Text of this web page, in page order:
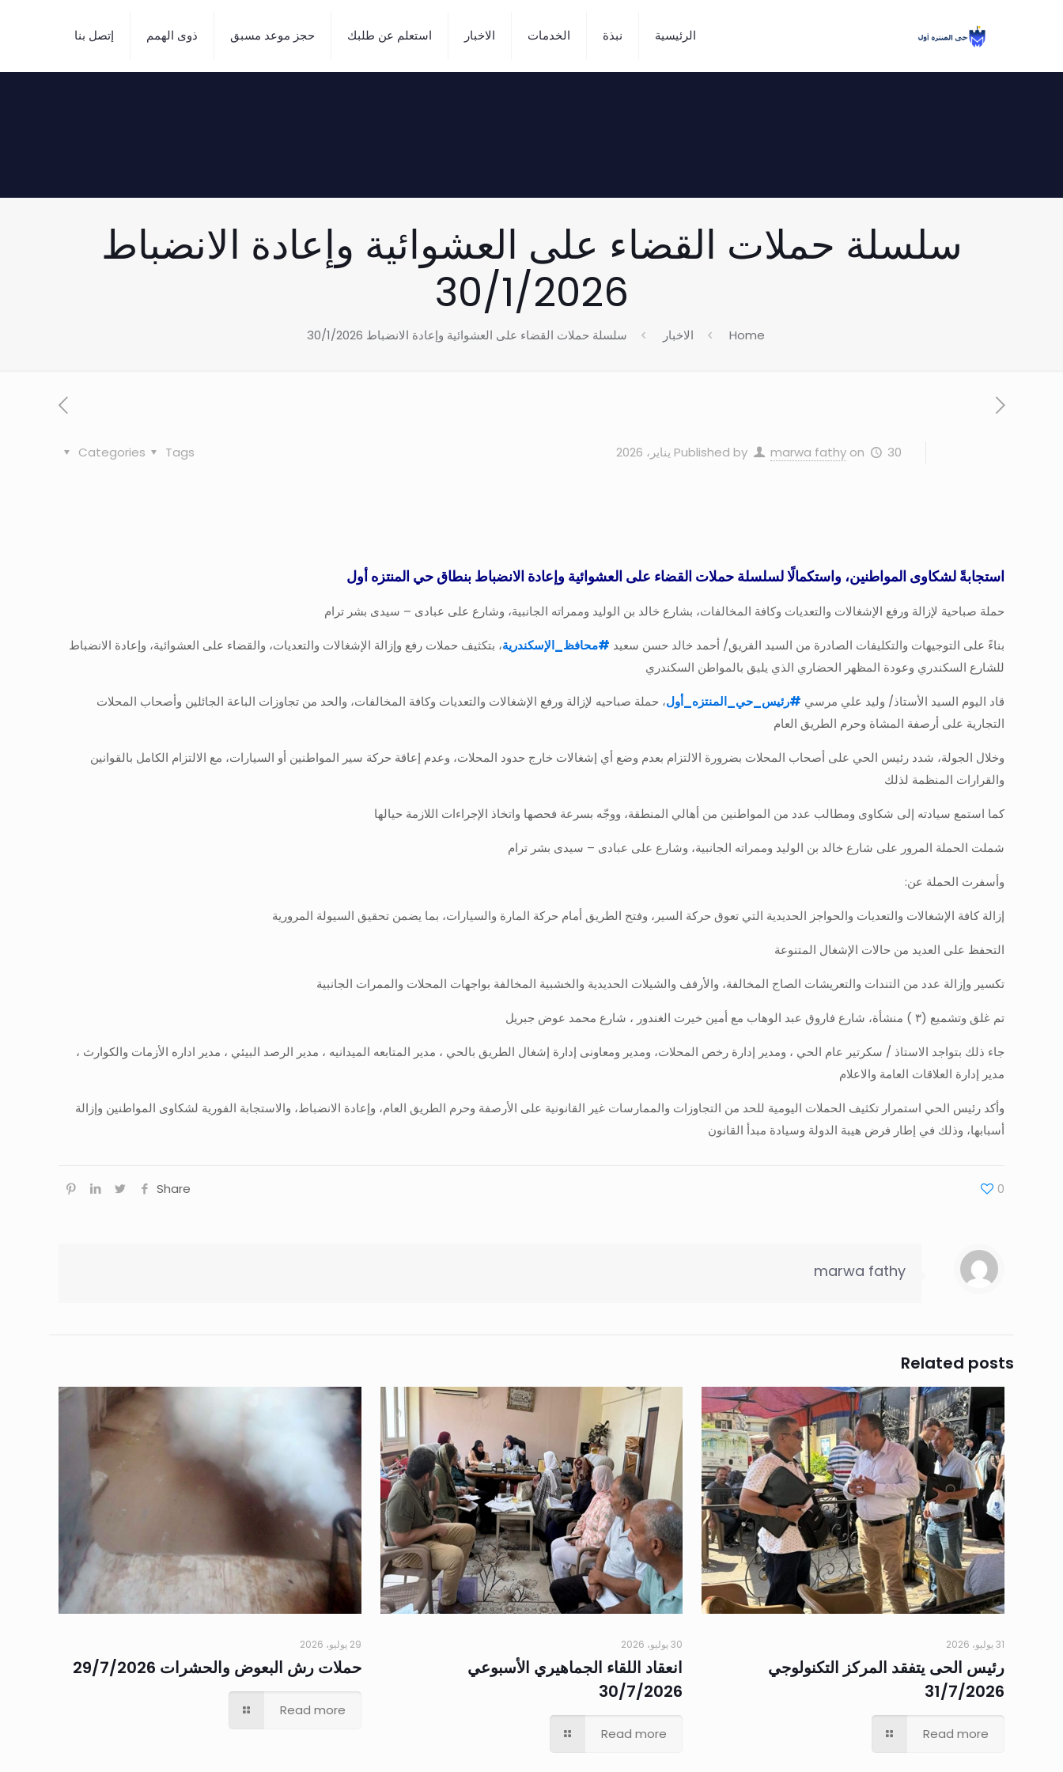
الرئيسية نبذة الخدمات الاخبار استعلم عن طلبك حجز موعد مسبق ذوى الهمم إتصل بنا
سلسلة حملات القضاء على العشوائية وإعادة الانضباط
30/1/2026
Home الاخبار سلسلة حملات القضاء على العشوائية وإعادة الانضباط 30/1/2026
Published by marwa fathy on 30 يناير، 2026 Categories Tags
استجابةً لشكاوى المواطنين، واستكمالًا لسلسلة حملات القضاء على العشوائية وإعادة الانضباط بنطاق حي المنتزه أول
حملة صباحية لإزالة ورفع الإشغالات والتعديات وكافة المخالفات، بشارع خالد بن الوليد وممراته الجانبية، وشارع على عبادى – سيدى بشر ترام
بناءً على التوجيهات والتكليفات الصادرة من السيد الفريق/ أحمد خالد حسن سعيد #محافظ_الإسكندرية، بتكثيف حملات رفع وإزالة الإشغالات والتعديات، والقضاء على العشوائية، وإعادة الانضباط
للشارع السكندري وعودة المظهر الحضاري الذي يليق بالمواطن السكندري
قاد اليوم السيد الأستاذ/ وليد علي مرسي #رئيس_حي_المنتزه_أول، حملة صباحيه لإزالة ورفع الإشغالات والتعديات وكافة المخالفات، والحد من تجاوزات الباعة الجائلين وأصحاب المحلات
التجارية على أرصفة المشاة وحرم الطريق العام
وخلال الجولة، شدد رئيس الحي على أصحاب المحلات بضرورة الالتزام بعدم وضع أي إشغالات خارج حدود المحلات، وعدم إعاقة حركة سير المواطنين أو السيارات، مع الالتزام الكامل بالقوانين
والقرارات المنظمة لذلك
كما استمع سيادته إلى شكاوى ومطالب عدد من المواطنين من أهالي المنطقة، ووجّه بسرعة فحصها واتخاذ الإجراءات اللازمة حيالها
شملت الحملة المرور على شارع خالد بن الوليد وممراته الجانبية، وشارع على عبادى – سيدى بشر ترام
وأسفرت الحملة عن:
إزالة كافة الإشغالات والتعديات والحواجز الحديدية التي تعوق حركة السير، وفتح الطريق أمام حركة المارة والسيارات، بما يضمن تحقيق السيولة المرورية
التحفظ على العديد من حالات الإشغال المتنوعة
تكسير وإزالة عدد من التندات والتعريشات الصاج المخالفة، والأرفف والشيلات الحديدية والخشبية المخالفة بواجهات المحلات والممرات الجانبية
تم غلق وتشميع (٣ ) منشأة، شارع فاروق عبد الوهاب مع أمين خيرت الغندور ، شارع محمد عوض جبريل
جاء ذلك بتواجد الاستاذ / سكرتير عام الحي ، ومدير إدارة رخص المحلات، ومدير ومعاونى إدارة إشغال الطريق بالحي ، مدير المتابعه الميدانيه ، مدير الرصد البيئي ، مدير اداره الأزمات والكوارث ،
مدير إدارة العلاقات العامة والاعلام
وأكد رئيس الحي استمرار تكثيف الحملات اليومية للحد من التجاوزات والممارسات غير القانونية على الأرصفة وحرم الطريق العام، وإعادة الانضباط، والاستجابة الفورية لشكاوى المواطنين وإزالة
أسبابها، وذلك في إطار فرض هيبة الدولة وسيادة مبدأ القانون
Share 0
marwa fathy
Related posts
31 يوليو، 2026
رئيس الحى يتفقد المركز التكنولوجي
31/7/2026
Read more
30 يوليو، 2026
انعقاد اللقاء الجماهيري الأسبوعي
30/7/2026
Read more
29 يوليو، 2026
حملات رش البعوض والحشرات 29/7/2026
Read more